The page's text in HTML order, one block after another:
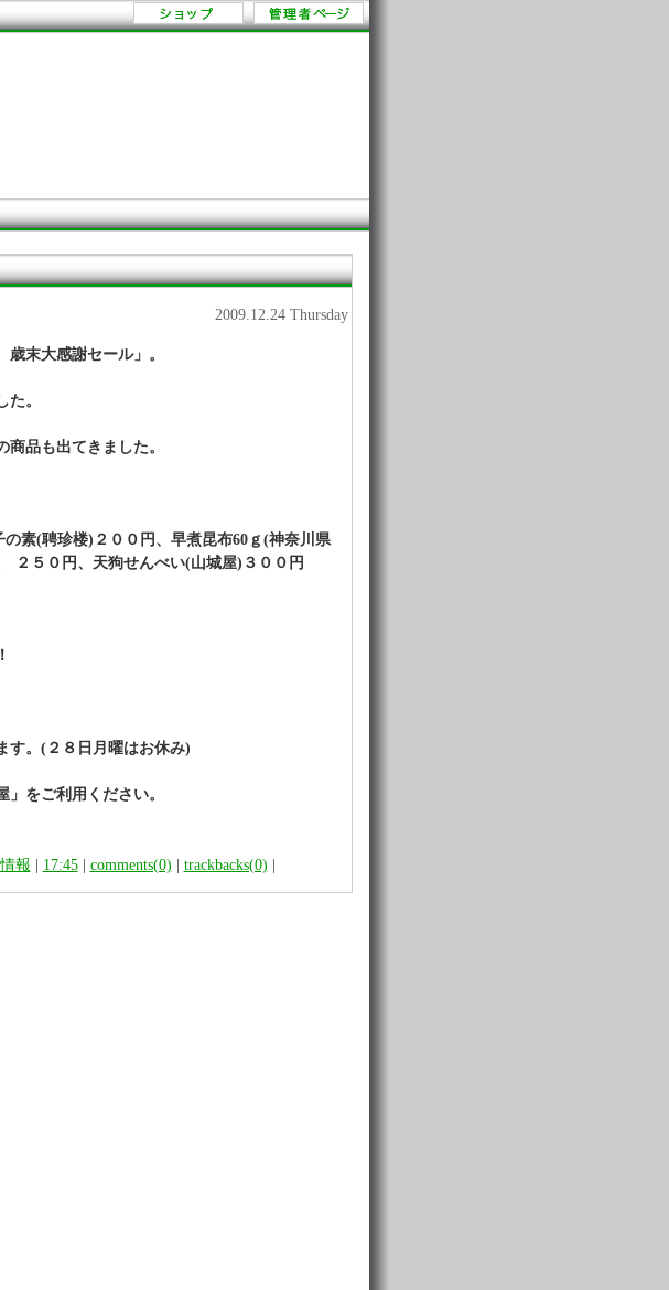
2009.12.24 Thursday
末大感謝セール」。
。
品も出てきました。
素(聘珍楼)２００円、早煮昆布60ｇ(神奈川県
２５０円、天狗せんべい(山城屋)３００円
す。(２８日月曜はお休み)
をご利用ください。
報 17:45| comments(0) trackbacks(0)